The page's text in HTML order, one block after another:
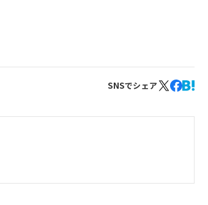
SNSでシェア